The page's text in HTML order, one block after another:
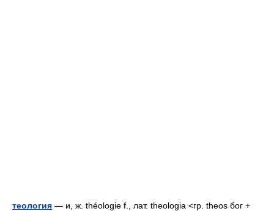
теология — и, ж. théologie f., лат. theologia <гр. theos бог +